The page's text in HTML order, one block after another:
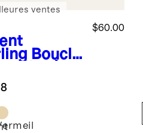
Boucle
$60.00
ventes